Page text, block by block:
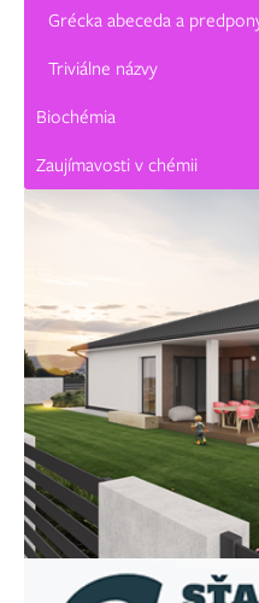
Grécka abeceda a
Triviálne názvy
Biochémia
Zaujímavosti v chémii